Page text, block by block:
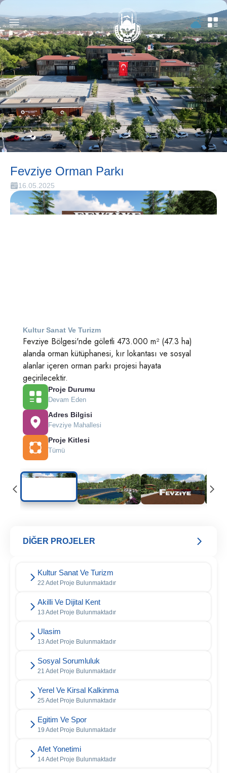
Fevziye Orman Parkı
16.05.2025
Kultur Sanat Ve Turizm
Fevziye Bölgesi'nde göletli 473.000 m² (47.3 ha)
alanda orman kütüphanesi, kır lokantası ve sosyal
alanlar içeren orman parkı projesi hayata
geçirilecektir.
Proje Durumu
Devam Eden
Adres Bilgisi
Fevziye Mahallesi
Proje Kitlesi
Tümü
DİĞER PROJELER
Kultur Sanat Ve Turizm
22 Adet Proje Bulunmaktadır
Akilli Ve Dijital Kent
13 Adet Proje Bulunmaktadır
Ulasim
13 Adet Proje Bulunmaktadır
Sosyal Sorumluluk
21 Adet Proje Bulunmaktadır
Yerel Ve Kirsal Kalkinma
25 Adet Proje Bulunmaktadır
Egitim Ve Spor
19 Adet Proje Bulunmaktadır
Afet Yonetimi
14 Adet Proje Bulunmaktadır